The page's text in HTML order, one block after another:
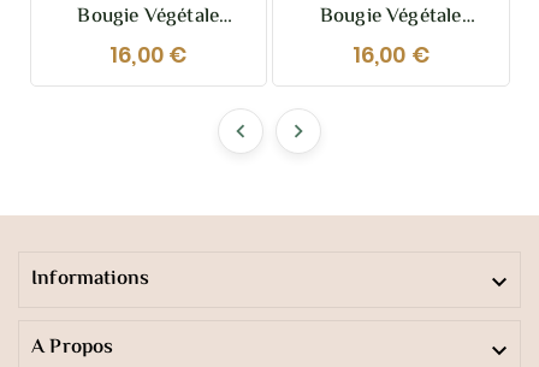
Bougie Végétale
Parfumée Légende
D’Automne 110g –
Chaleureuse Et
16,00 €
Bougie Végétale
Parfumée Ballade En
Sous-Bois 110g –
Boisée Et
16,00 €
 
Informations 
A Propos 